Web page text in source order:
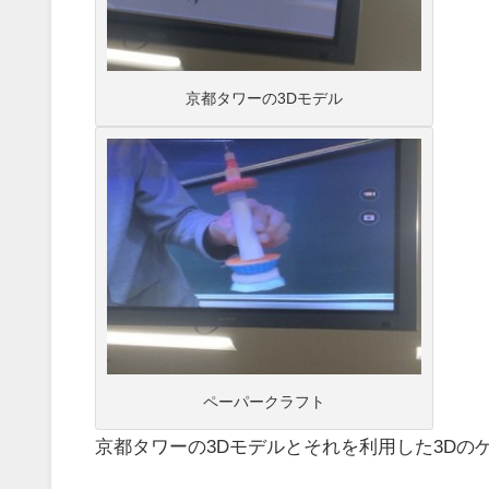
京都タワーの3Dモデル
ペーパークラフト
京都タワーの3Dモデルとそれを利用した3Dの